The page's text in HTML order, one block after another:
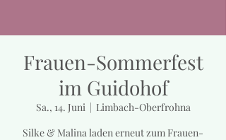
Frauen-Sommerfest
im Guidohof
Sa., 14. Juni
  |
Limbach-Oberfrohna
Silke & Malina laden erneut zum Frauen-